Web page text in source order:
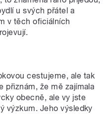
u svých přátel a
v těch oficiálních
cestujeme, ale tak
přiznám, že mě zajímala
obecně, ale vy jste
výzkum. Jeho výsledky